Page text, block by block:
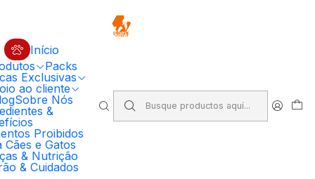
Início
Packs
Exclusivas
ao cliente
Sobre Nós
&
Proibidos
Cães e Gatos
& Nutrição
& Cuidados
🔥 5% DESCONTO EM COMPRAS SUPERIORES A 100€ EM RAÇÃO
PRIMORDIAL PARA CÃOCódigo: PRIMORDIAL5
Compre Agora
Golpe de Calor – Risco Elevado Durante o Verão
Golpe de Calor – Risco Elevado
O golpe de calor é um dos problemas mais graves que pode